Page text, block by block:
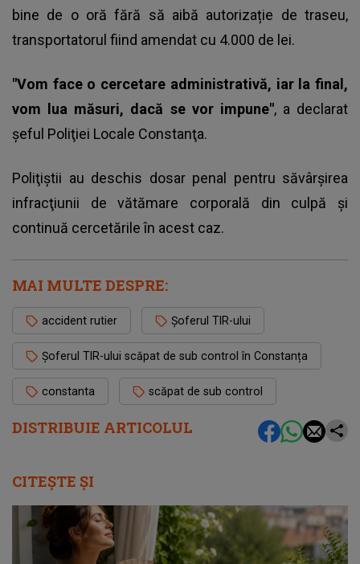
DISTRIBUIE ARTICOLUL
bine de o oră fără să aibă autorizație de traseu,
transportatorul fiind amendat cu 4.000 de lei.
"Vom face o cercetare administrativă, iar la final,
vom lua măsuri, dacă se vor impune", a declarat
şeful Poliţiei Locale Constanţa.
Poliţiştii au deschis dosar penal pentru săvârşirea
infracţiunii de vătămare corporală din culpă şi
continuă cercetările în acest caz.
MAI MULTE DESPRE:
accident rutier Șoferul TIR-ului
Șoferul TIR-ului scăpat de sub control în Constanța
constanta scăpat de sub control
CITEȘTE ȘI